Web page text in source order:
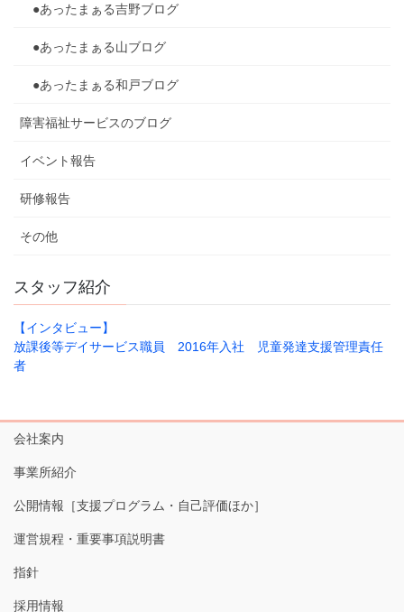
●あったまぁる吉野ブログ
●あったまぁる山ブログ
●あったまぁる和戸ブログ
障害福祉サービスのブログ
イベント報告
研修報告
その他
スタッフ紹介
【インタビュー】
放課後等デイサービス職員 2016年入社 児童発達支援管理責任
者
会社案内
事業所紹介
公開情報［支援プログラム・自己評価ほか］
運営規程・重要事項説明書
指針
採用情報